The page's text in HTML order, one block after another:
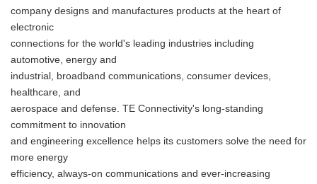
company designs and manufactures products at the heart of
electronic
connections for the world's leading industries including
automotive, energy and
industrial, broadband communications, consumer devices,
healthcare, and
aerospace and defense. TE Connectivity's long-standing
commitment to innovation
and engineering excellence helps its customers solve the need for
more energy
efficiency, always-on communications and ever-increasing